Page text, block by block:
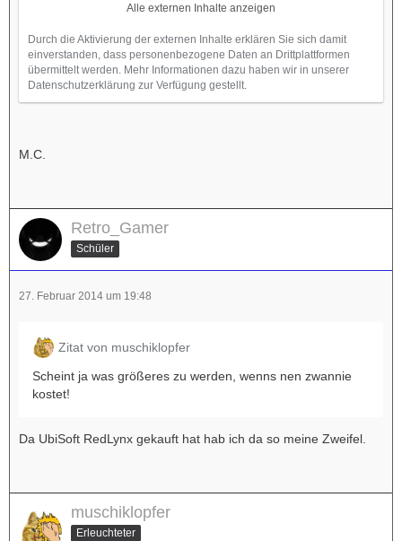
Alle externen Inhalte anzeigen
Durch die Aktivierung der externen Inhalte erklären Sie sich damit
einverstanden, dass personenbezogene Daten an Drittplattformen
übermittelt werden. Mehr Informationen dazu haben wir in unserer
Datenschutzerklärung zur Verfügung gestellt.
M.C.
Retro_Gamer
Schüler
27. Februar 2014 um 19:48
Zitat von muschiklopfer
Scheint ja was größeres zu werden, wenns nen zwannie
kostet!
Da UbiSoft RedLynx gekauft hat hab ich da so meine Zweifel.
muschiklopfer
Erleuchteter